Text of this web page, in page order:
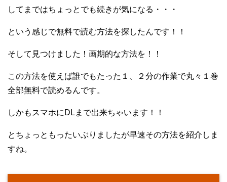
してまではちょっとでも続きが気になる・・・
という感じで無料で読む方法を探したんです！！
そして見つけました！画期的な方法を！！
この方法を使えば誰でもたった１、２分の作業で丸々１巻
全部無料で読めるんです。
しかもスマホにDLまで出来ちゃいます！！
とちょっともったいぶりましたが早速その方法を紹介しま
すね。